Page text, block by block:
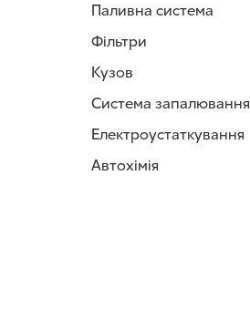
Паливна система
Фільтри
Кузов
Система запалювання
Електроустаткування
Автохімія